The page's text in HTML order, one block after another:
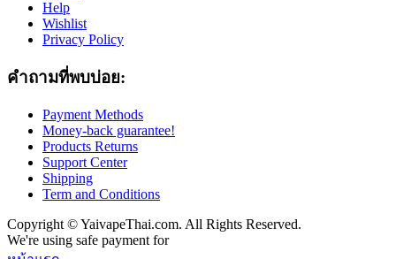
Help
Wishlist
Privacy Policy
คำถามที่พบบ่อย:
Payment Methods
Money-back guarantee!
Products Returns
Support Center
Shipping
Term and Conditions
Copyright © YaivapeThai.com. All Rights Reserved.
We're using safe payment for